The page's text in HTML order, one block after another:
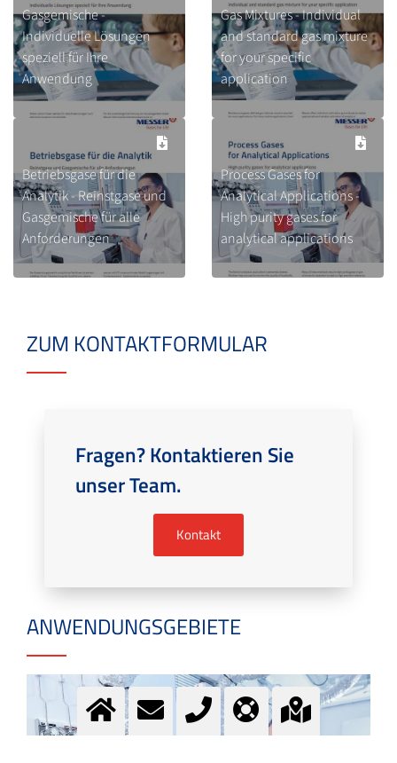
Gasgemische -
Individuelle Lösungen
speziell für Ihre
Anwendung
Gas Mixtures - Individual
and standard gas mixture
for your specific
application
Betriebsgase für die
Analytik - Reinstgase und
Gasgemische für alle
Anforderungen
Process Gases for
Analytical Applications -
High purity gases for
analytical applications
ZUM KONTAKTFORMULAR
Fragen? Kontaktieren Sie
unser Team.
Kontakt
ANWENDUNGSGEBIETE